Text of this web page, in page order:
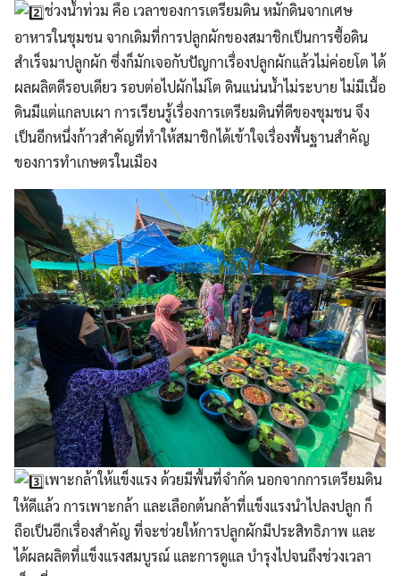
ช่วงน้ำท่วม คือ เวลาของการเตรียมดิน หมักดินจากเศษ
อาหารในชุมชน จากเดิมที่การปลูกผักของสมาชิกเป็นการซื้อดิน
สำเร็จมาปลูกผัก ซึ่งก็มักเจอกับปัญกาเรื่องปลูกผักแล้วไม่ค่อยโต ได้
ผลผลิตดีรอบเดียว รอบต่อไปผักไม่โต ดินแน่นน้ำไม่ระบาย ไม่มีเนื้อ
ดินมีแต่แกลบเผา การเรียนรู้เรื่องการเตรียมดินที่ดีของชุมชน จึง
เป็นอีกหนึ่งก้าวสำคัญที่ทำให้สมาชิกได้เข้าใจเรื่องพื้นฐานสำคัญ
ของการทำเกษตรในเมือง
เพาะกล้าให้แข็งแรง ด้วยมีพื้นที่จำกัด นอกจากการเตรียมดิน
ให้ดีแล้ว การเพาะกล้า และเลือกต้นกล้าที่แข็งแรงนำไปลงปลูก ก็
ถือเป็นอีกเรื่องสำคัญ ที่จะช่วยให้การปลูกผักมีประสิทธิภาพ และ
ได้ผลผลิตที่แข็งแรงสมบูรณ์ และการดูแล บำรุงไปจนถึงช่วงเวลา